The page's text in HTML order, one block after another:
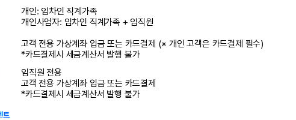
개인: 임차인 직계가족
개인사업자: 임차인 직계가족 + 임직원
고객 전용 가상계좌 입금 또는 카드결제 (※ 개인 고객은 카드결제 필수)
*카드결제시 세금계산서 발행 불가
임직원 전용
고객 전용 가상계좌 입금 또는 카드결제
*카드결제시 세금계산서 발행 불가
트